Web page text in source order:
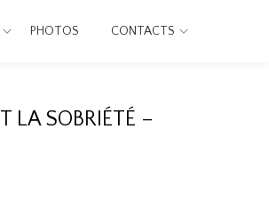
PHOTOS CONTACTS
LA SOBRIÉTÉ –